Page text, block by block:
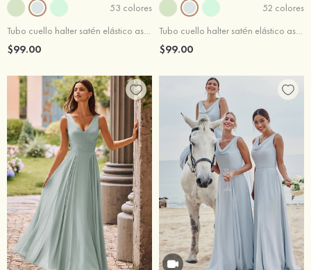
53 colores
Tubo cuello halter satén elástico asimétrico vestido de dama de honor
$99.00
52 colores
Tubo cuello halter satén elástico asimétrico vestido de dama de honor
$99.00